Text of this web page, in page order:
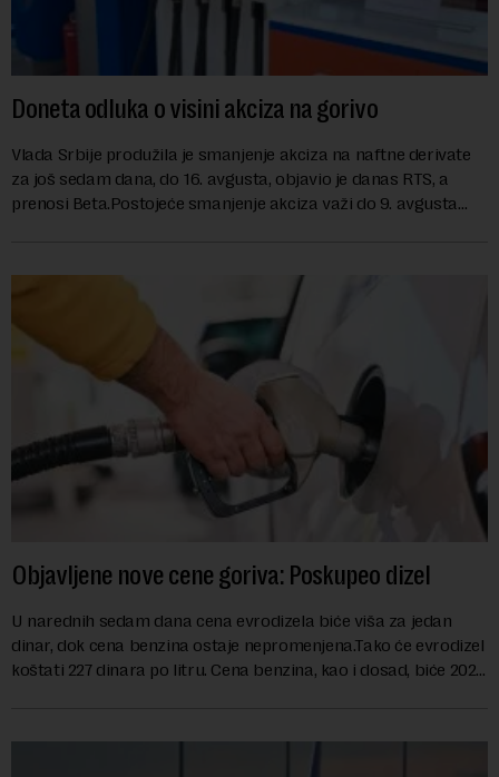
Doneta odluka o visini akciza na gorivo
Vlada Srbije produžila je smanjenje akciza na naftne derivate
za još sedam dana, do 16. avgusta, objavio je danas RTS, a
prenosi Beta.Postojeće smanjenje akciza važi do 9. avgusta
Objavljene nove cene goriva: Poskupeo dizel
U narednih sedam dana cena evrodizela biće viša za jedan
dinar, dok cena benzina ostaje nepromenjena.Tako će evrodizel
koštati 227 dinara po litru. Cena benzina, kao i dosad, biće 202